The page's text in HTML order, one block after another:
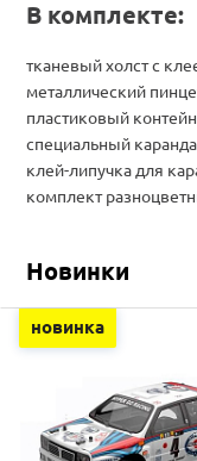
В комплекте:
тканевый холст с
металлический
пластиковый
специальный
клей-липучка для
комплект
Новинки
новинка